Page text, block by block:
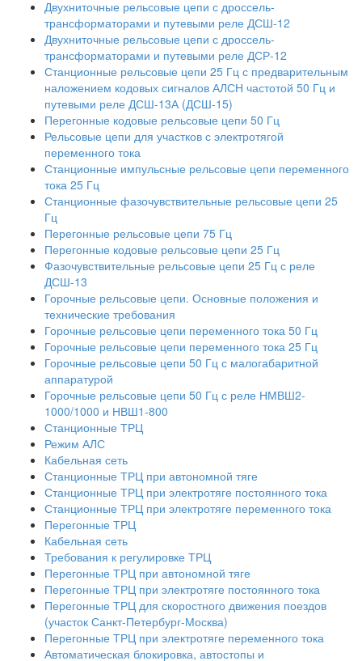
Двухниточные рельсовые цепи с дроссель-
трансформаторами и путевыми реле ДСШ-12
Двухниточные рельсовые цепи с дроссель-
трансформаторами и путевыми реле ДСР-12
Станционные рельсовые цепи 25 Гц с предварительным
наложением кодовых сигналов АЛСН частотой 50 Гц и
путевыми реле ДСШ-13А (ДСШ-15)
Перегонные кодовые рельсовые цепи 50 Гц
Рельсовые цепи для участков с электротягой
переменного тока
Станционные импульсные рельсовые цепи переменного
тока 25 Гц
Станционные фазочувствительные рельсовые цепи 25
Гц
Перегонные рельсовые цепи 75 Гц
Перегонные кодовые рельсовые цепи 25 Гц
Фазочувствительные рельсовые цепи 25 Гц с реле
ДСШ-13
Горочные рельсовые цепи. Основные положения и
технические требования
Горочные рельсовые цепи переменного тока 50 Гц
Горочные рельсовые цепи переменного тока 25 Гц
Горочные рельсовые цепи 50 Гц с малогабаритной
аппаратурой
Горочные рельсовые цепи 50 Гц с реле НМВШ2-
1000/1000 и НВШ1-800
Станционные ТРЦ
Режим АЛС
Кабельная сеть
Станционные ТРЦ при автономной тяге
Станционные ТРЦ при электротяге постоянного тока
Станционные ТРЦ при электротяге переменного тока
Перегонные ТРЦ
Кабельная сеть
Требования к регулировке ТРЦ
Перегонные ТРЦ при автономной тяге
Перегонные ТРЦ при электротяге постоянного тока
Перегонные ТРЦ для скоростного движения поездов
(участок Санкт-Петербург-Москва)
Перегонные ТРЦ при электротяге переменного тока
Автоматическая блокировка, автостопы и